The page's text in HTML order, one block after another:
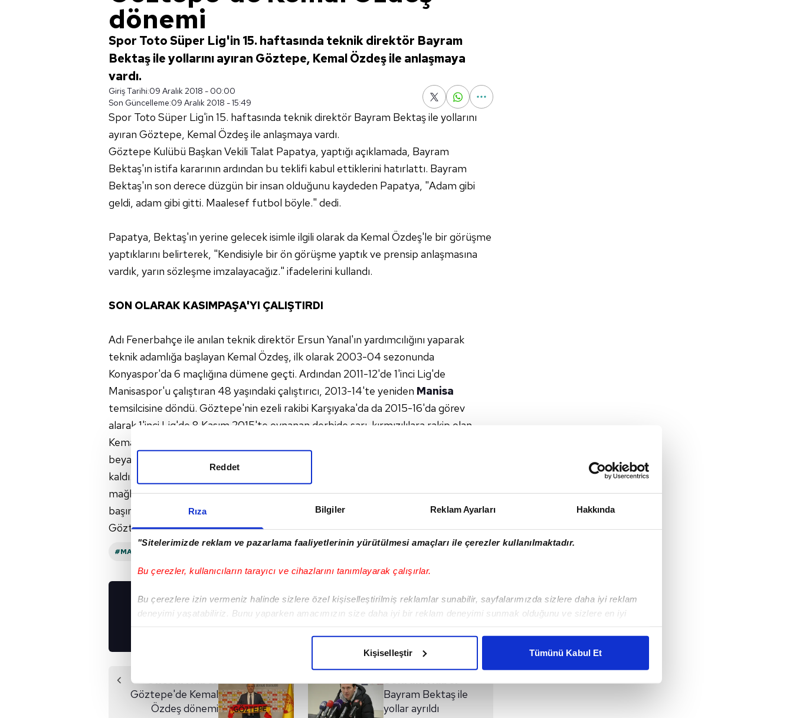
Rıza Bilgiler Reklam Ayarları Hakkında
"Sitelerimizde reklam ve pazarlama faaliyetlerinin yürütülmesi amaçları ile çerezler kullanılmaktadır.
Bu çerezler, kullanıcıların tarayıcı ve cihazlarını tanımlayarak çalışırlar.
Bu çerezlere izin vermeniz halinde sizlere özel kişiselleştirilmiş reklamlar sunabilir, sayfalarımızda sizlere daha iyi reklam
deneyimi yaşatabiliriz. Bunu yaparken amacımızın size daha iyi bir reklam deneyimi sunmak olduğunu ve sizlere en iyi
Her halükârda, kullanıcılar, bu çerezlere izin vermedikleri takdirde, kullanıcılara hedefli reklamlar gösterilmeyecektir."
Sizlere daha iyi bir hizmet sunabilmek için İnternet Sitemizde kendimize ve üçüncü kişilere ait çerezler kullanılmaktadır. Bu
çerezler vasıtasıyla çeşitli kişisel verileriniz işlenmekte olup gerekli olan çerezler bilgi toplumu hizmetlerinin sunulması
Reddet
Kişiselleştir Tümünü Kabul Et
dönemi
Spor Toto Süper Lig'in 15. haftasında teknik direktör Bayram
Bektaş ile yollarını ayıran Göztepe, Kemal Özdeş ile anlaşmaya
vardı.
Giriş Tarihi:09 Aralık 2018 - 00:00
Son Güncelleme:09 Aralık 2018 - 15:49
Spor Toto Süper Lig'in 15. haftasında teknik direktör Bayram Bektaş ile yollarını
ayıran Göztepe, Kemal Özdeş ile anlaşmaya vardı.
Göztepe Kulübü Başkan Vekili Talat Papatya, yaptığı açıklamada, Bayram
Bektaş'ın istifa kararının ardından bu teklifi kabul ettiklerini hatırlattı. Bayram
Bektaş'ın son derece düzgün bir insan olduğunu kaydeden Papatya, "Adam gibi
geldi, adam gibi gitti. Maalesef futbol böyle." dedi.
Papatya, Bektaş'ın yerine gelecek isimle ilgili olarak da Kemal Özdeş'le bir görüşme
yaptıklarını belirterek, "Kendisiyle bir ön görüşme yaptık ve prensip anlaşmasına
vardık, yarın sözleşme imzalayacağız." ifadelerini kullandı.
SON OLARAK KASIMPAŞA'YI ÇALIŞTIRDI
Adı Fenerbahçe ile anılan teknik direktör Ersun Yanal'ın yardımcılığını yaparak
teknik adamlığa başlayan Kemal Özdeş, ilk olarak 2003-04 sezonunda
Konyaspor'da 6 maçlığına dümene geçti. Ardından 2011-12'de 1'inci Lig'de
Manisaspor'u çalıştıran 48 yaşındaki çalıştırıcı, 2013-14'te yeniden Manisa
temsilcisine döndü. Göztepe'nin ezeli rakibi Karşıyaka'da da 2015-16'da görev
alarak 1'inci Lig'de 8 Kasım 2015'te oynanan derbide sarı-kırmızılılara rakip olan
Kemal Özdeş, patlamayı Kasımpaşa'da yaptı. 2016-17 sezonunda lacivert-
beyazlılarla sözleşme imzalayan tecrübeli teknik direktör, 2.5 sezon İstanbul'da
kaldı. Kasımpaşa ile toplam 87 resmi maça çıkan Özdeş, 39 galibiyet, 34
mağlubiyet ve 14 beraberlik elde etti. Bu sezon ilk 7 haftada Kasımpaşa'nın
başında olan Özdeş ardından görevini Mustafa Denizli'ye devretti. Kemal Özdeş,
Göztepe ile ilk maçına 14 Aralık Cuma günü Bursaspor maçıyla çıkacak..
#MANISA
UYGULAMALARIMIZI
Önceki Haber
Göztepe'de Kemal
Özdeş dönemi
Sonraki Haber
Bayram Bektaş ile
yollar ayrıldı